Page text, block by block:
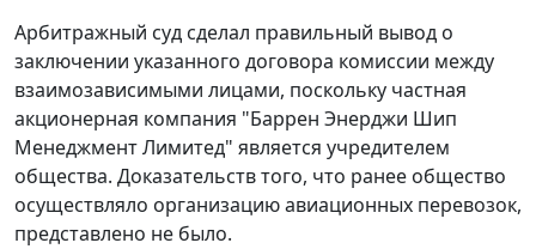
Арбитражный суд сделал правильный вывод о
заключении указанного договора комиссии между
взаимозависимыми лицами, поскольку частная
акционерная компания "Баррен Энерджи Шип
Менеджмент Лимитед" является учредителем
общества. Доказательств того, что ранее общество
осуществляло организацию авиационных перевозок,
представлено не было.